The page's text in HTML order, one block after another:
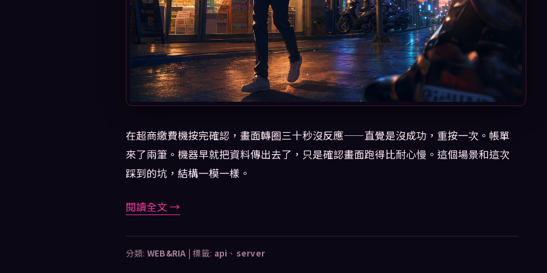
在超商繳費機按完確認，畫面轉圈三十秒沒反應——直覺是沒成功，重按一次。帳單
來了兩筆。機器早就把資料傳出去了，只是確認畫面跑得比耐心慢。這個場景和這次
踩到的坑，結構一模一樣。
閱讀全文 →
分類: WEB&RIA | 標籤: api 、 server